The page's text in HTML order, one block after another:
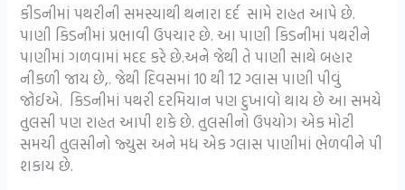
કીડનીમાં પથરીની સમસ્યાથી થનારા દર્દ સામે રાહત આપે છે.
પાણી કિડનીમાં પ્રભાવી ઉપચાર છે. આ પાણી કિડનીમાં પથરીને
પાણીમાં ગળવામાં મદદ કરે છે.અને જેથી તે પાણી સાથે બહાર
નીકળી જાય છે,. જેથી દિવસમાં 10 થી 12 ગ્લાસ પાણી પીવું
જોઈએ. કિડનીમાં પથરી દરમિયાન પણ દુખાવો થાય છે આ સમયે
તુલસી પણ રાહત આપી શકે છે. તુલસીનો ઉપયોગ એક મોટી
સમચી તુલસીનો જ્યુસ અને મધ એક ગ્લાસ પાણીમાં ભેળવીને પી
શકાય છે.